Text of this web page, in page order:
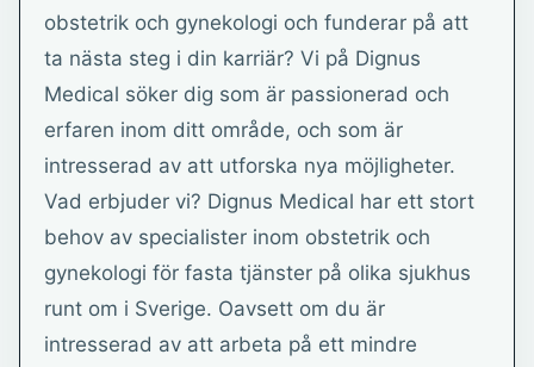
obstetrik och gynekologi och funderar på att
ta nästa steg i din karriär? Vi på Dignus
Medical söker dig som är passionerad och
erfaren inom ditt område, och som är
intresserad av att utforska nya möjligheter.
Vad erbjuder vi? Dignus Medical har ett stort
behov av specialister inom obstetrik och
gynekologi för fasta tjänster på olika sjukhus
runt om i Sverige. Oavsett om du är
intresserad av att arbeta på ett mindre